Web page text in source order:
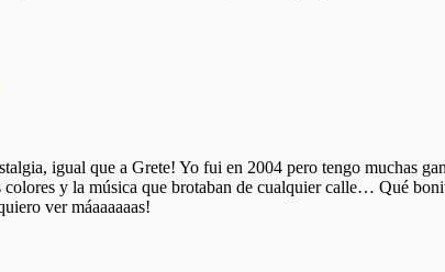
igual que a Grete! Yo fui en 2004 pero tengo muchas
colores y la música que brotaban de cualquier calle… Qué
ver máaaaaaas!